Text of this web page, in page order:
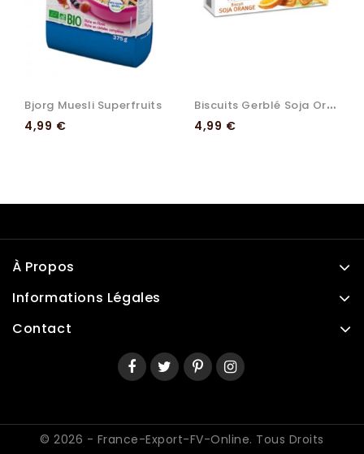
Bjorg Muesli Superfruits
Prix
4,99 €
B
Iscuits Gerblé Soja Orange
Prix
4,99 €
À Propos
Informations Légales
Contact
© 2026 - France-Export-FV-Online. Tous Droits